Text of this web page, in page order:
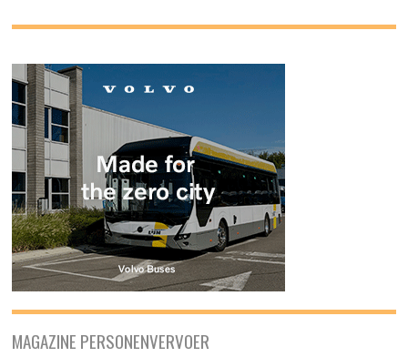
MAGAZINE PERSONENVERVOER